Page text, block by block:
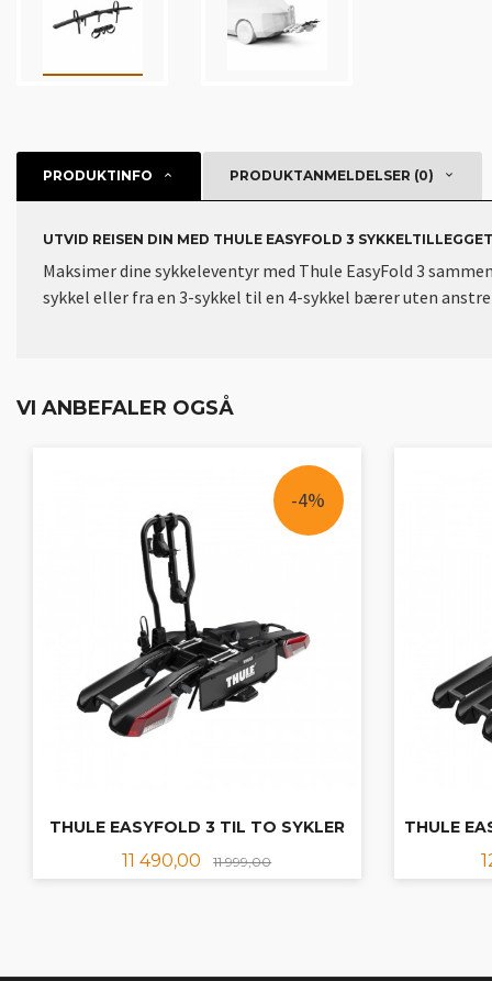
PRODUKTINFO PRODUKTANMELDELSER (0)
UTVID REISEN DIN MED THULE EASYFOLD 3 SYKKELTILLEGGET
Maksimer dine sykkeleventyr med Thule EasyFold 3
sykkel eller fra en 3-sykkel til en 4-sykkel bærer uten
VI ANBEFALER OGSÅ
THULE EASYFOLD 3 TIL TO SYKLER
Tilbud
11 490,00 11 999,00Rabatt
-4%
THULE